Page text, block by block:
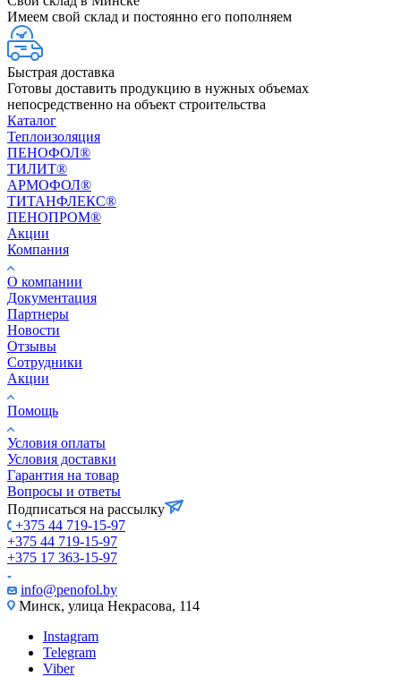
Имеем свой склад и постоянно его пополняем
Быстрая доставка
Готовы доставить продукцию в нужных объемах
непосредственно на объект строительства
Каталог
Теплоизоляция
ПЕНОФОЛ®
ТИЛИТ®
АРМОФОЛ®
ТИТАНФЛЕКС®
ПЕНОПРОМ®
Акции
Компания
О компании
Документация
Партнеры
Новости
Отзывы
Сотрудники
Акции
Помощь
Условия оплаты
Условия доставки
Гарантия на товар
Вопросы и ответы
Подписаться на рассылку
+375 44 719-15-97
+375 44 719-15-97
+375 17 363-15-97
info@penofol.by
Минск, улица Некрасова, 114
Instagram
Telegram
Viber